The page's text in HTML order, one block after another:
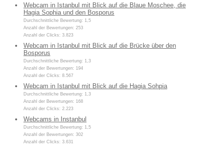
Webcam in Istanbul mit Blick auf die Blaue Moschee, die
Hagia Sophia und den Bosporus
Durchschnittliche Bewertung: 1,5
Anzahl der Bewertungen: 253
Anzahl der Clicks: 3.823
Webcam in Istanbul mit Blick auf die Brücke über den
Bosporus
Durchschnittliche Bewertung: 1,3
Anzahl der Bewertungen: 194
Anzahl der Clicks: 8.567
Webcam in Istanbul mit Blick auf die Hagia Sohpia
Durchschnittliche Bewertung: 1,3
Anzahl der Bewertungen: 168
Anzahl der Clicks: 2.223
Webcams in Instanbul
Durchschnittliche Bewertung: 1,5
Anzahl der Bewertungen: 302
Anzahl der Clicks: 3.631